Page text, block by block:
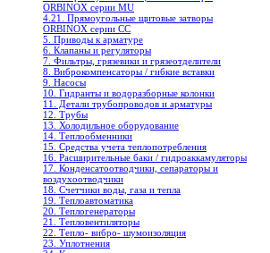
ORBINOX серии MU
4.21. Прямоугольные щитовые затворы
ORBINOX серии CC
5. Приводы к арматуре
6. Клапаны и регуляторы
7. Фильтры, грязевики и грязеотделители
8. Виброкомпенсаторы / гибкие вставки
9. Насосы
10. Гидранты и водоразборные колонки
11. Детали трубопроводов и арматуры
12. Трубы
13. Холодильное oборудование
14. Теплообменники
15. Средства учета теплопотребления
16. Расширительные баки / гидроаккамуляторы
17. Конденсатоотводчики, сепараторы и
воздухоотводчики
18. Счетчики воды, газа и тепла
19. Теплоавтоматика
20. Теплогенераторы
21. Тепловентиляторы
22. Тепло- вибро- шумоизоляция
23. Уплотнения